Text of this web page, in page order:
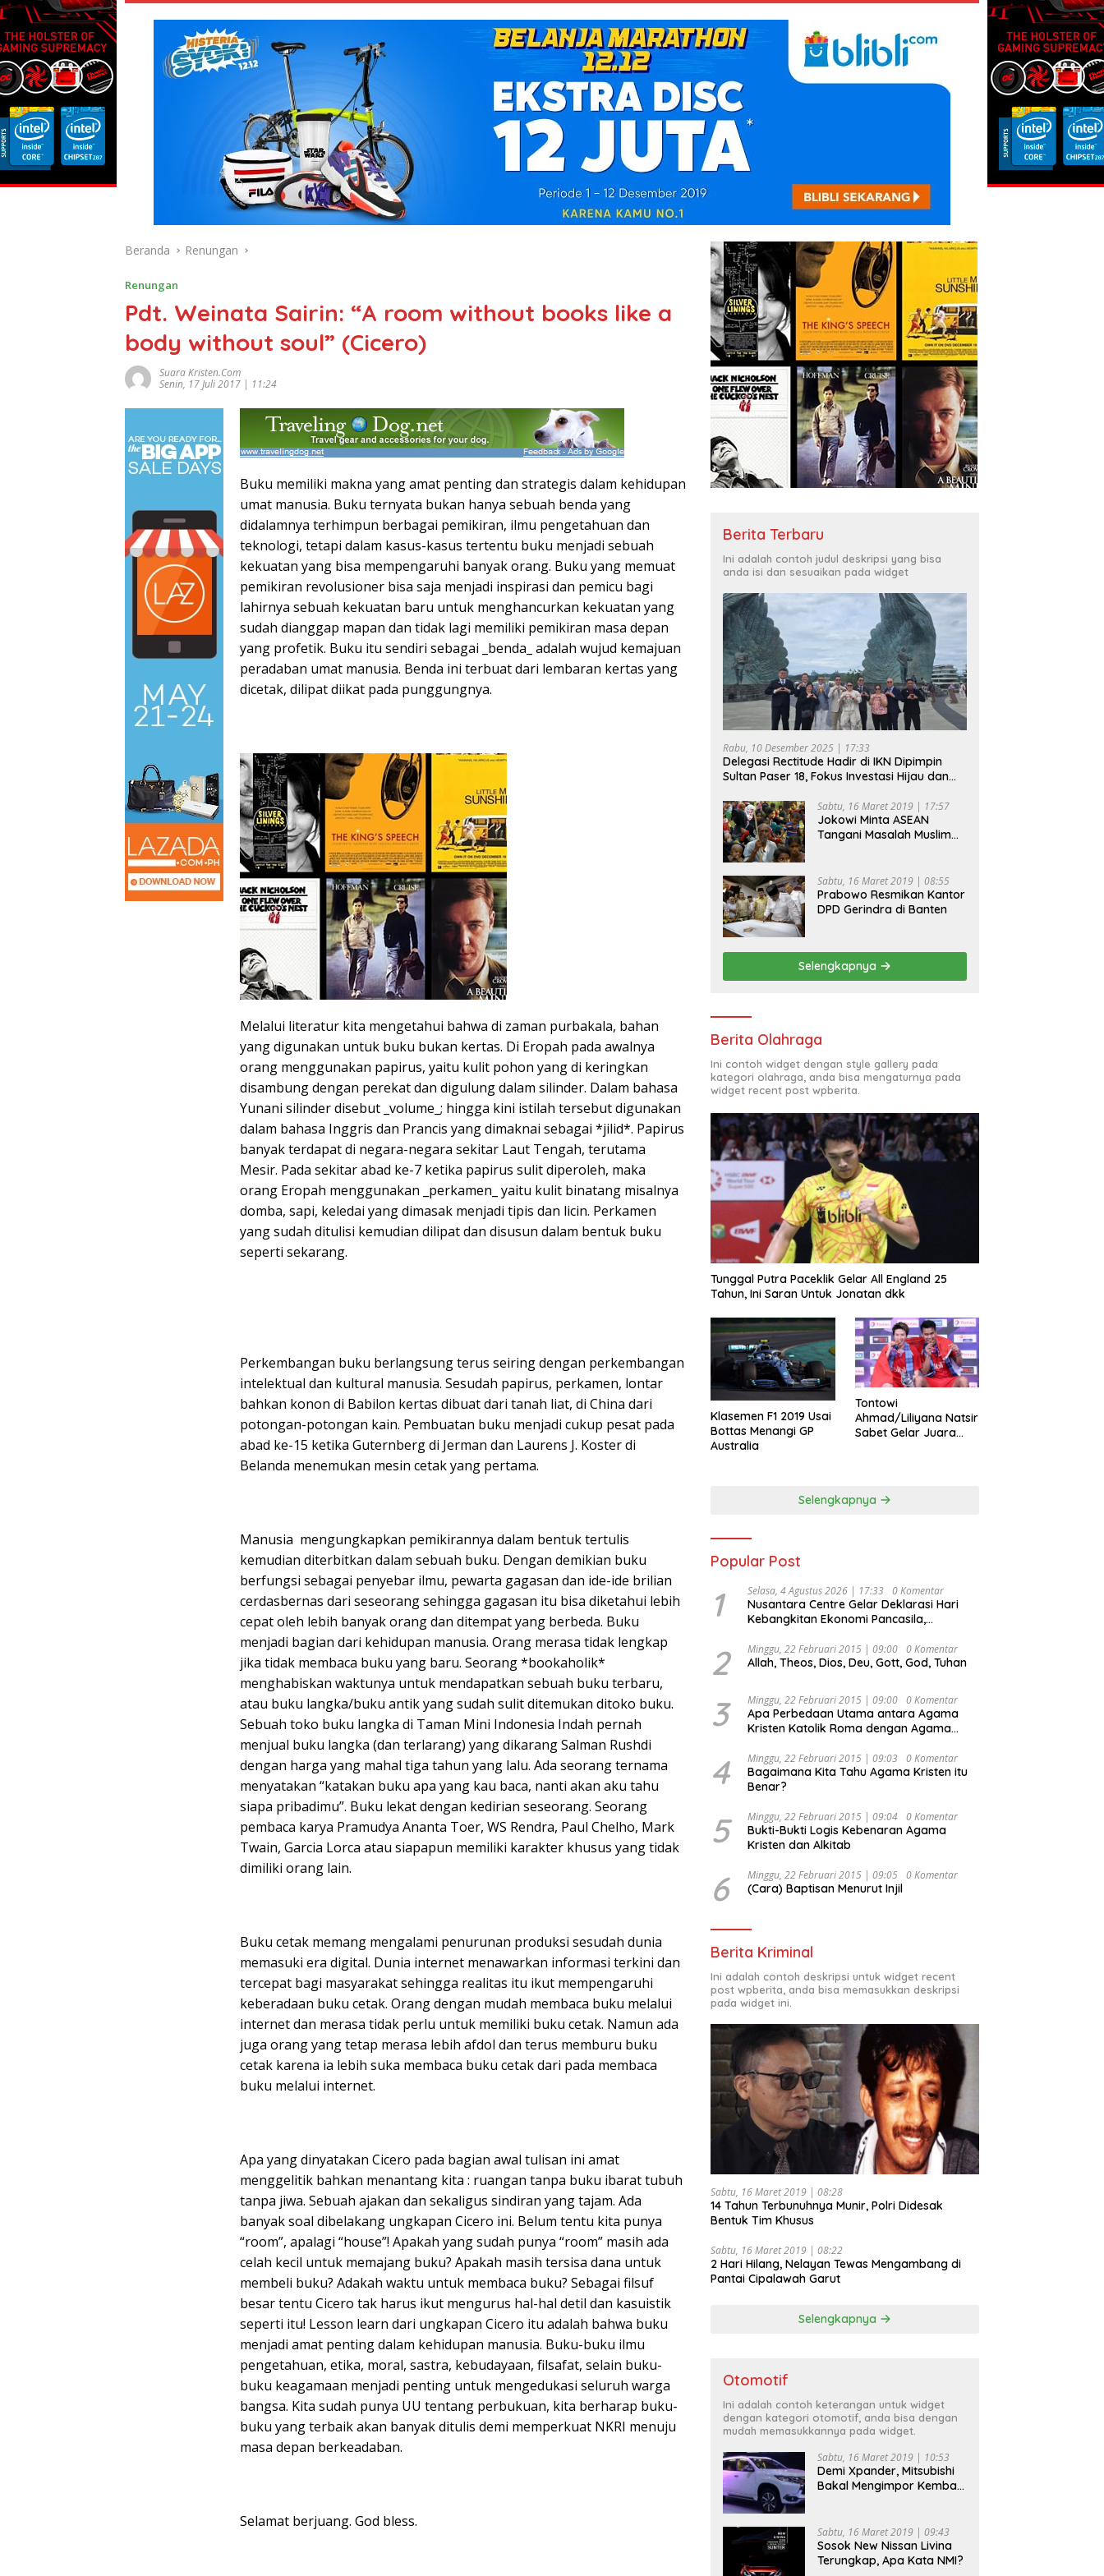
Beranda Renungan
Renungan
Pdt. Weinata Sairin: “A room without books like a
body without soul” (Cicero)
Suara Kristen.com
Senin, 17 Juli 2017 | 11:24
Buku memiliki makna yang amat penting dan strategis dalam kehidupan
umat manusia. Buku ternyata bukan hanya sebuah benda yang
didalamnya terhimpun berbagai pemikiran, ilmu pengetahuan dan
teknologi, tetapi dalam kasus-kasus tertentu buku menjadi sebuah
kekuatan yang bisa mempengaruhi banyak orang. Buku yang memuat
pemikiran revolusioner bisa saja menjadi inspirasi dan pemicu bagi
lahirnya sebuah kekuatan baru untuk menghancurkan kekuatan yang
sudah dianggap mapan dan tidak lagi memiliki pemikiran masa depan
yang profetik. Buku itu sendiri sebagai _benda_ adalah wujud kemajuan
peradaban umat manusia. Benda ini terbuat dari lembaran kertas yang
dicetak, dilipat diikat pada punggungnya.
Melalui literatur kita mengetahui bahwa di zaman purbakala, bahan
yang digunakan untuk buku bukan kertas. Di Eropah pada awalnya
orang menggunakan papirus, yaitu kulit pohon yang di keringkan
disambung dengan perekat dan digulung dalam silinder. Dalam bahasa
Yunani silinder disebut _volume_; hingga kini istilah tersebut digunakan
dalam bahasa Inggris dan Prancis yang dimaknai sebagai *jilid*. Papirus
banyak terdapat di negara-negara sekitar Laut Tengah, terutama
Mesir. Pada sekitar abad ke-7 ketika papirus sulit diperoleh, maka
orang Eropah menggunakan _perkamen_ yaitu kulit binatang misalnya
domba, sapi, keledai yang dimasak menjadi tipis dan licin. Perkamen
yang sudah ditulisi kemudian dilipat dan disusun dalam bentuk buku
seperti sekarang.
Perkembangan buku berlangsung terus seiring dengan perkembangan
intelektual dan kultural manusia. Sesudah papirus, perkamen, lontar
bahkan konon di Babilon kertas dibuat dari tanah liat, di China dari
potongan-potongan kain. Pembuatan buku menjadi cukup pesat pada
abad ke-15 ketika Guternberg di Jerman dan Laurens J. Koster di
Belanda menemukan mesin cetak yang pertama.
Manusia mengungkapkan pemikirannya dalam bentuk tertulis
kemudian diterbitkan dalam sebuah buku. Dengan demikian buku
berfungsi sebagai penyebar ilmu, pewarta gagasan dan ide-ide brilian
cerdasbernas dari seseorang sehingga gagasan itu bisa diketahui lebih
cepat oleh lebih banyak orang dan ditempat yang berbeda. Buku
menjadi bagian dari kehidupan manusia. Orang merasa tidak lengkap
jika tidak membaca buku yang baru. Seorang *bookaholik*
menghabiskan waktunya untuk mendapatkan sebuah buku terbaru,
atau buku langka/buku antik yang sudah sulit ditemukan ditoko buku.
Sebuah toko buku langka di Taman Mini Indonesia Indah pernah
menjual buku langka (dan terlarang) yang dikarang Salman Rushdi
dengan harga yang mahal tiga tahun yang lalu. Ada seorang ternama
menyatakan “katakan buku apa yang kau baca, nanti akan aku tahu
siapa pribadimu”. Buku lekat dengan kedirian seseorang. Seorang
pembaca karya Pramudya Ananta Toer, WS Rendra, Paul Chelho, Mark
Twain, Garcia Lorca atau siapapun memiliki karakter khusus yang tidak
dimiliki orang lain.
Buku cetak memang mengalami penurunan produksi sesudah dunia
memasuki era digital. Dunia internet menawarkan informasi terkini dan
tercepat bagi masyarakat sehingga realitas itu ikut mempengaruhi
keberadaan buku cetak. Orang dengan mudah membaca buku melalui
internet dan merasa tidak perlu untuk memiliki buku cetak. Namun ada
juga orang yang tetap merasa lebih afdol dan terus memburu buku
cetak karena ia lebih suka membaca buku cetak dari pada membaca
buku melalui internet.
Apa yang dinyatakan Cicero pada bagian awal tulisan ini amat
menggelitik bahkan menantang kita : ruangan tanpa buku ibarat tubuh
tanpa jiwa. Sebuah ajakan dan sekaligus sindiran yang tajam. Ada
banyak soal dibelakang ungkapan Cicero ini. Belum tentu kita punya
“room”, apalagi “house”! Apakah yang sudah punya “room” masih ada
celah kecil untuk memajang buku? Apakah masih tersisa dana untuk
membeli buku? Adakah waktu untuk membaca buku? Sebagai filsuf
besar tentu Cicero tak harus ikut mengurus hal-hal detil dan kasuistik
seperti itu! Lesson learn dari ungkapan Cicero itu adalah bahwa buku
menjadi amat penting dalam kehidupan manusia. Buku-buku ilmu
pengetahuan, etika, moral, sastra, kebudayaan, filsafat, selain buku-
buku keagamaan menjadi penting untuk mengedukasi seluruh warga
bangsa. Kita sudah punya UU tentang perbukuan, kita berharap buku-
buku yang terbaik akan banyak ditulis demi memperkuat NKRI menuju
masa depan berkeadaban.
Selamat berjuang. God bless.
Berita Terbaru
Ini adalah contoh judul deskripsi yang bisa
anda isi dan sesuaikan pada widget
Rabu, 10 Desember 2025 | 17:33
Delegasi Rectitude Hadir di IKN Dipimpin
Sultan Paser 18, Fokus Investasi Hijau dan
Sabtu, 16 Maret 2019 | 17:57
Jokowi Minta ASEAN
Tangani Masalah Muslim
Sabtu, 16 Maret 2019 | 08:55
Prabowo Resmikan Kantor
DPD Gerindra di Banten
Selengkapnya
Berita Olahraga
Ini contoh widget dengan style gallery pada
kategori olahraga, anda bisa mengaturnya pada
widget recent post wpberita.
Tunggal Putra Paceklik Gelar All England 25
Tahun, Ini Saran Untuk Jonatan dkk
Klasemen F1 2019 Usai
Bottas Menangi GP
Australia
Tontowi
Ahmad/Liliyana Natsir
Sabet Gelar Juara
Selengkapnya
Popular Post
1 Selasa, 4 Agustus 2026 | 17:33 0 Komentar
Nusantara Centre Gelar Deklarasi Hari
Kebangkitan Ekonomi Pancasila,
Djojohadikusumo Anti Penjajahan
(Pergolakan Ekonomi Politik Indonesia) &
Undang Perekonomian Nasional dan
Kesejahteraan Sosial dalam Menata
Bangsa Menuju Indonesia Emas 2045”,
2 Minggu, 22 Februari 2015 | 09:00 0 Komentar
Allah, Theos, Dios, Deu, Gott, God, Tuhan
3 Minggu, 22 Februari 2015 | 09:00 0 Komentar
Apa Perbedaan Utama antara Agama
Kristen Katolik Roma dengan Agama
4 Minggu, 22 Februari 2015 | 09:03 0 Komentar
Bagaimana Kita Tahu Agama Kristen itu
Benar?
5 Minggu, 22 Februari 2015 | 09:04 0 Komentar
Bukti-Bukti Logis Kebenaran Agama
Kristen dan Alkitab
6 Minggu, 22 Februari 2015 | 09:05 0 Komentar
(Cara) Baptisan Menurut Injil
Berita Kriminal
Ini adalah contoh deskripsi untuk widget recent
post wpberita, anda bisa memasukkan deskripsi
pada widget ini.
Sabtu, 16 Maret 2019 | 08:28
14 Tahun Terbunuhnya Munir, Polri Didesak
Bentuk Tim Khusus
Sabtu, 16 Maret 2019 | 08:22
2 Hari Hilang, Nelayan Tewas Mengambang di
Pantai Cipalawah Garut
Selengkapnya
Otomotif
Ini adalah contoh keterangan untuk widget
dengan kategori otomotif, anda bisa dengan
mudah memasukkannya pada widget.
Sabtu, 16 Maret 2019 | 10:53
Demi Xpander, Mitsubishi
Bakal Mengimpor Kembali
Sabtu, 16 Maret 2019 | 09:43
Sosok New Nissan Livina
Terungkap, Apa Kata NMI?